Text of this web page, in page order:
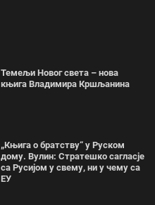
Темељи Новог света – нова
књига Владимира Кршљанина
„Књига о братству“ у Руском
дому. Вулин: Стратешко сагласје
са Русијом у свему, ни у чему са
ЕУ